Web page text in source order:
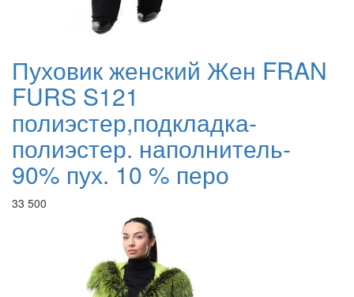
Пуховик женский Жен FRAN
FURS S121
полиэстер,подкладка-
полиэстер. наполнитель-
90% пух. 10 % перо
33 500